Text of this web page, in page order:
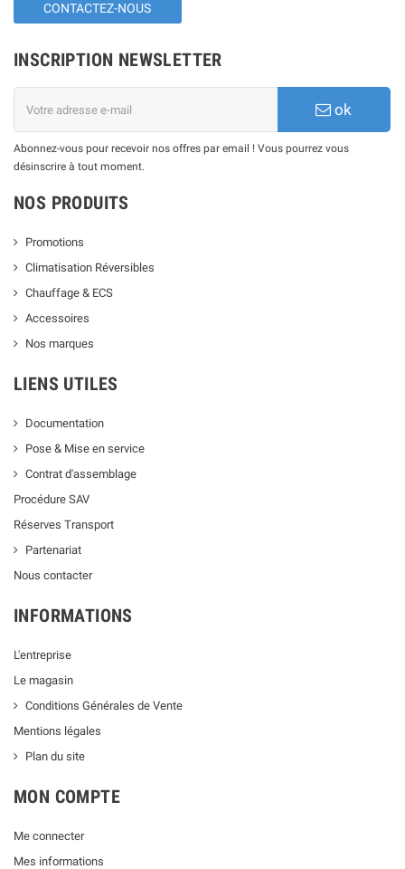
CONTACTEZ-NOUS
INSCRIPTION NEWSLETTER
ok
Abonnez-vous pour recevoir nos offres par email ! Vous pourrez vous
désinscrire à tout moment.
NOS PRODUITS
Promotions
Climatisation Réversibles
Chauffage & ECS
Accessoires
Nos marques
LIENS UTILES
Documentation
Pose & Mise en service
Contrat d'assemblage
Procédure SAV
Réserves Transport
Partenariat
Nous contacter
INFORMATIONS
L'entreprise
Le magasin
Conditions Générales de Vente
Mentions légales
Plan du site
MON COMPTE
Me connecter
Mes informations